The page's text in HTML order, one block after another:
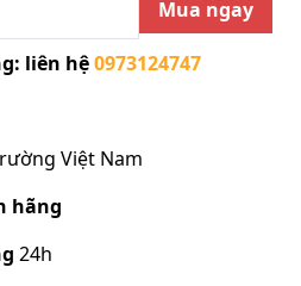
Mua ngay
liên hệ0973124747
Việt Nam
hãng
24h